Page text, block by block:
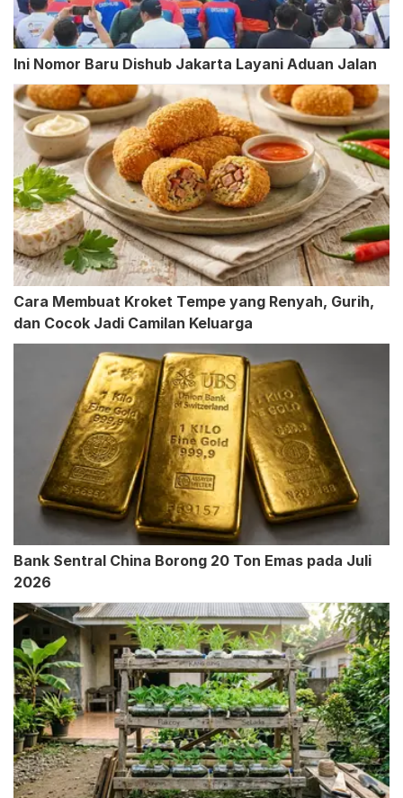
Ini Nomor Baru Dishub Jakarta Layani Aduan Jalan
Cara Membuat Kroket Tempe yang Renyah, Gurih,
dan Cocok Jadi Camilan Keluarga
Bank Sentral China Borong 20 Ton Emas pada Juli
2026